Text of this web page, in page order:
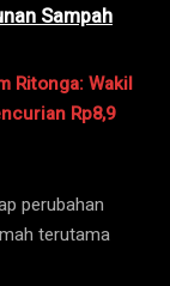
Sampah
Ritonga: Wakil
Rp8,9
perubahan
terutama